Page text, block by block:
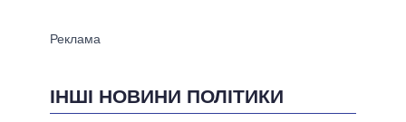
ІНШІ НОВИНИ ПОЛІТИКИ